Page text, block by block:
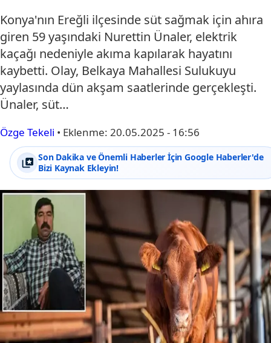
Konya'nın Ereğli ilçesinde süt sağmak için ahıra
giren 59 yaşındaki Nurettin Ünaler, elektrik
kaçağı nedeniyle akıma kapılarak hayatını
kaybetti. Olay, Belkaya Mahallesi Sulukuyu
yaylasında dün akşam saatlerinde gerçekleşti.
Ünaler, süt…
Özge Tekeli • Eklenme: 20.05.2025 - 16:56
Son Dakika ve Önemli Haberler İçin Google Haberler'de
Bizi Kaynak Ekleyin!